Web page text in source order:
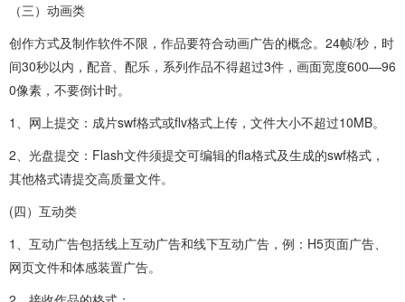
（三）动画类
创作方式及制作软件不限，作品要符合动画广告的概念。24帧/秒，时
间30秒以内，配音、配乐，系列作品不得超过3件，画面宽度600—96
0像素，不要倒计时。
1、网上提交：成片swf格式或flv格式上传，文件大小不超过10MB。
2、光盘提交：Flash文件须提交可编辑的fla格式及生成的swf格式，
其他格式请提交高质量文件。
(四）互动类
1、互动广告包括线上互动广告和线下互动广告，例：H5页面广告、
网页文件和体感装置广告。